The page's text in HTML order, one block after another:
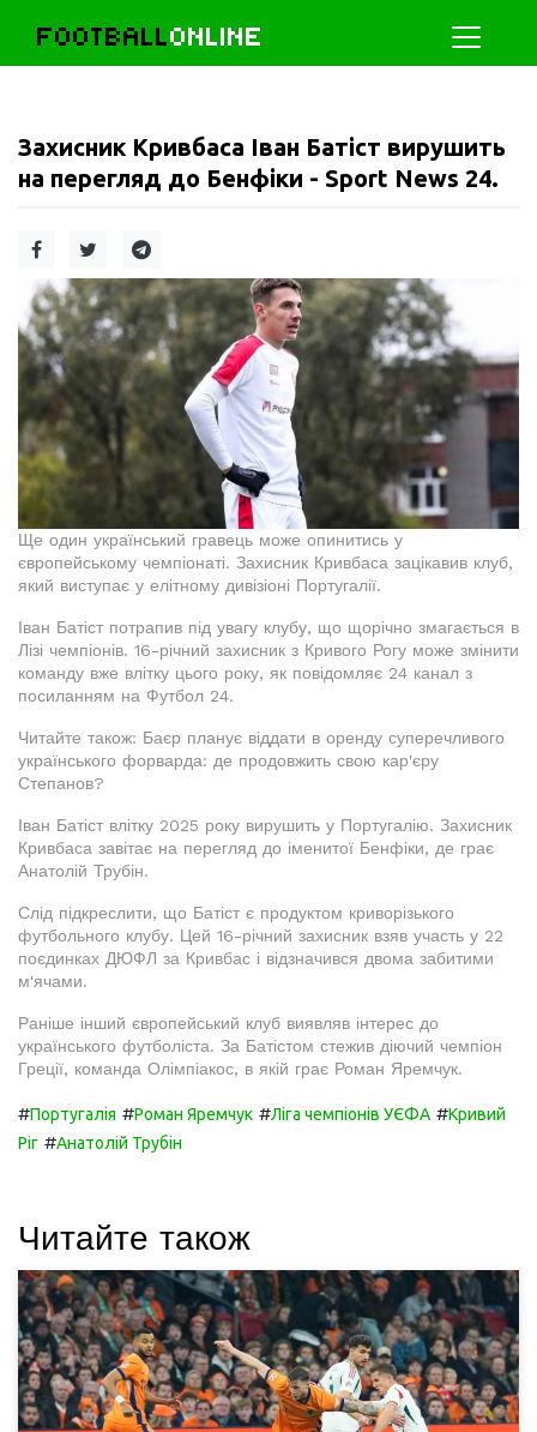
FOOTBALLONLINE
Захисник Кривбаса Іван Батіст вирушить
на перегляд до Бенфіки - Sport News 24.
Ще один український гравець може опинитись у
європейському чемпіонаті. Захисник Кривбаса зацікавив клуб,
який виступає у елітному дивізіоні Португалії.
Іван Батіст потрапив під увагу клубу, що щорічно змагається в
Лізі чемпіонів. 16-річний захисник з Кривого Рогу може змінити
команду вже влітку цього року, як повідомляє 24 канал з
посиланням на Футбол 24.
Читайте також: Баєр планує віддати в оренду суперечливого
українського форварда: де продовжить свою кар'єру
Степанов?
Іван Батіст влітку 2025 року вирушить у Португалію. Захисник
Кривбаса завітає на перегляд до іменитої Бенфіки, де грає
Анатолій Трубін.
Слід підкреслити, що Батіст є продуктом криворізького
футбольного клубу. Цей 16-річний захисник взяв участь у 22
поєдинках ДЮФЛ за Кривбас і відзначився двома забитими
м'ячами.
Раніше інший європейський клуб виявляв інтерес до
українського футболіста. За Батістом стежив діючий чемпіон
Греції, команда Олімпіакос, в якій грає Роман Яремчук.
#Португалія #Роман Яремчук #Ліга чемпіонів УЄФА #Кривий
Ріг #Анатолій Трубін
Читайте також